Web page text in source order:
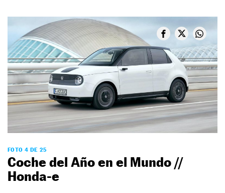
FOTO 4 DE 25
Coche del Año en el Mundo //
Honda-e